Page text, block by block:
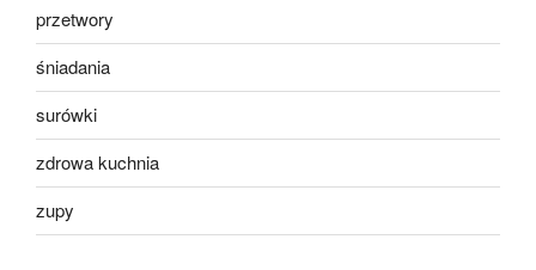
przetwory
śniadania
surówki
zdrowa kuchnia
zupy